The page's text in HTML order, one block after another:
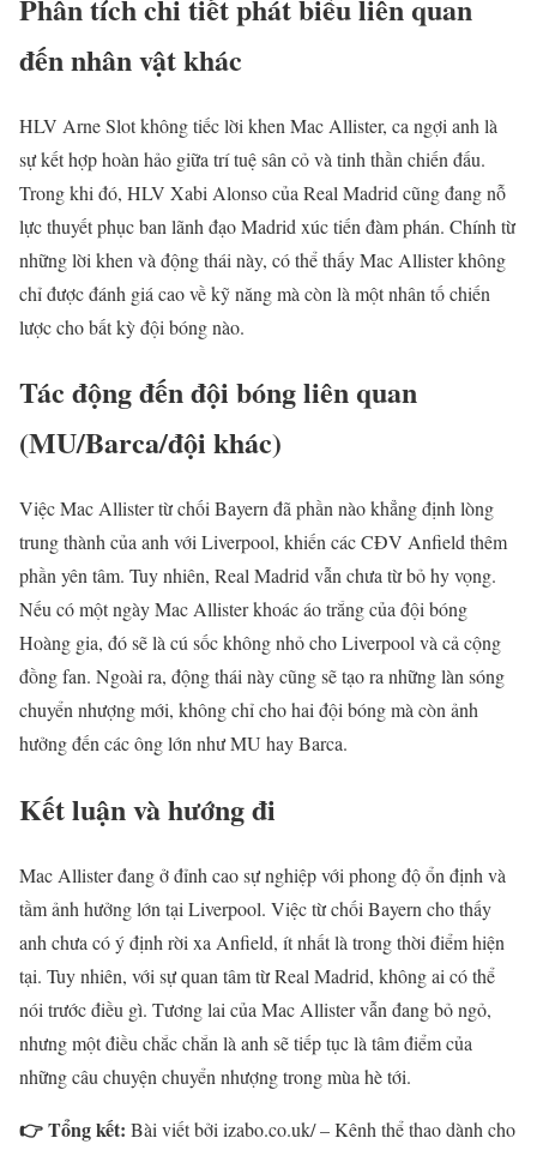
Phân tích chi tiết phát biểu liên quan
đến nhân vật khác
HLV Arne Slot không tiếc lời khen Mac Allister, ca ngợi anh là
sự kết hợp hoàn hảo giữa trí tuệ sân cỏ và tinh thần chiến đấu.
Trong khi đó, HLV Xabi Alonso của Real Madrid cũng đang nỗ
lực thuyết phục ban lãnh đạo Madrid xúc tiến đàm phán. Chính từ
những lời khen và động thái này, có thể thấy Mac Allister không
chỉ được đánh giá cao về kỹ năng mà còn là một nhân tố chiến
lược cho bất kỳ đội bóng nào.
Tác động đến đội bóng liên quan
(MU/Barca/đội khác)
Việc Mac Allister từ chối Bayern đã phần nào khẳng định lòng
trung thành của anh với Liverpool, khiến các CĐV Anfield thêm
phần yên tâm. Tuy nhiên, Real Madrid vẫn chưa từ bỏ hy vọng.
Nếu có một ngày Mac Allister khoác áo trắng của đội bóng
Hoàng gia, đó sẽ là cú sốc không nhỏ cho Liverpool và cả cộng
đồng fan. Ngoài ra, động thái này cũng sẽ tạo ra những làn sóng
chuyển nhượng mới, không chỉ cho hai đội bóng mà còn ảnh
hưởng đến các ông lớn như MU hay Barca.
Kết luận và hướng đi
Mac Allister đang ở đỉnh cao sự nghiệp với phong độ ổn định và
tầm ảnh hưởng lớn tại Liverpool. Việc từ chối Bayern cho thấy
anh chưa có ý định rời xa Anfield, ít nhất là trong thời điểm hiện
tại. Tuy nhiên, với sự quan tâm từ Real Madrid, không ai có thể
nói trước điều gì. Tương lai của Mac Allister vẫn đang bỏ ngỏ,
nhưng một điều chắc chắn là anh sẽ tiếp tục là tâm điểm của
những câu chuyện chuyển nhượng trong mùa hè tới.
👉 Tổng kết: Bài viết bởi izabo.co.uk/ – Kênh thể thao dành cho